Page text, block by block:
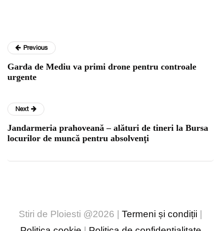
Previous
Garda de Mediu va primi drone pentru controale
urgente
Next
Jandarmeria prahoveană – ­alături de tineri la Bursa
locurilor de muncă pentru absolvenţi
Stiri de Ploiesti @2026 | Termeni și condiții |